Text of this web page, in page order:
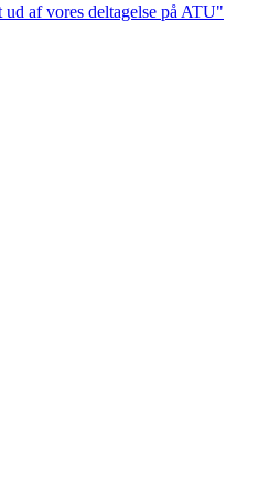
af vores deltagelse på ATU"